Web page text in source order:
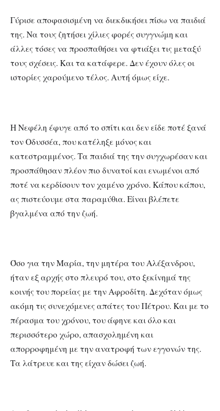
Γύρισε αποφασισμένη να διεκδικήσει πίσω να παιδιά
της. Να τους ζητήσει χίλιες φορές συγγνώμη και
άλλες τόσες να προσπαθήσει να φτιάξει τις μεταξύ
τους σχέσεις. Και τα κατάφερε. Δεν έχουν όλες οι
ιστορίες χαρούμενο τέλος. Αυτή όμως είχε.
Η Νεφέλη έφυγε από το σπίτι και δεν είδε ποτέ ξανά
τον Οδυσσέα, που κατέληξε μόνος και
κατεστραμμένος. Τα παιδιά της την συγχωρέσαν και
προσπάθησαν πλέον πιο δυνατοί και ενωμένοι από
ποτέ να κερδίσουν τον χαμένο χρόνο. Κάπου κάπου,
ας πιστεύουμε στα παραμύθια. Είναι βλέπετε
βγαλμένα από την ζωή.
Όσο για την Μαρία, την μητέρα του Αλέξανδρου,
ήταν εξ αρχής στο πλευρό του, στο ξεκίνημά της
κοινής του πορείας με την Αφροδίτη. Δεχόταν όμως
ακόμη τις συνεχόμενες απάτες του Πέτρου. Και με το
πέρασμα του χρόνου, του άφηνε και όλο και
περισσότερο χώρο, απασχολημένη και
απορροφημένη με την ανατροφή των εγγονών της.
Τα λάτρευε και της είχαν δώσει ζωή.